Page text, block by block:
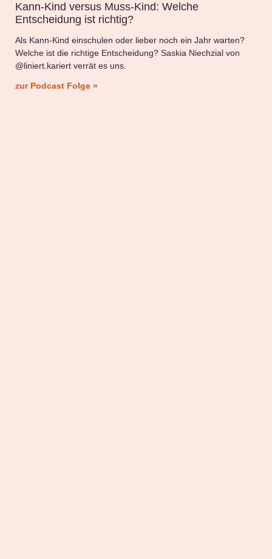
Kann-Kind versus Muss-Kind: Welche
Entscheidung ist richtig?
Als Kann-Kind einschulen oder lieber noch ein Jahr warten?
Welche ist die richtige Entscheidung? Saskia Niechzial von
@liniert.kariert verrät es uns.
zur Podcast Folge »